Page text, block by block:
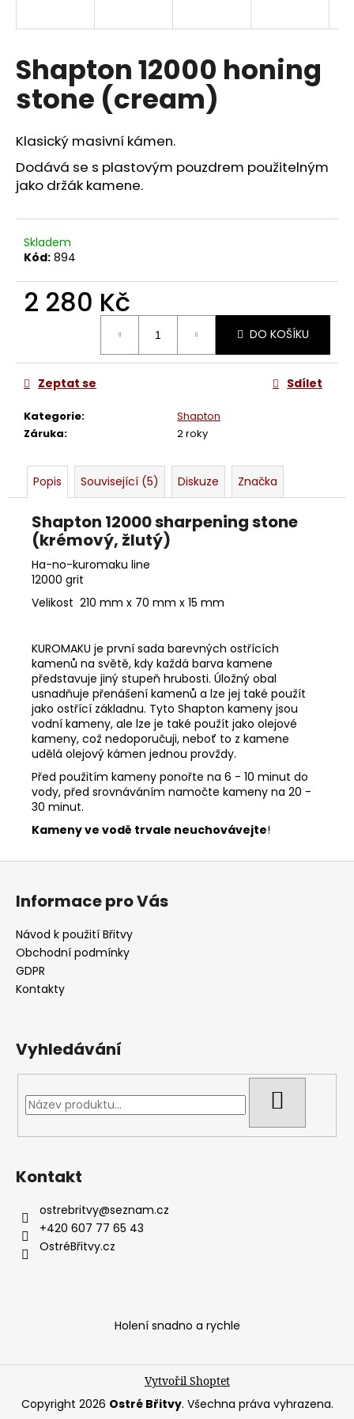
Shapton 12000 honing
stone (cream)
Klasický masivní kámen.
Dodává se s plastovým pouzdrem použitelným
jako držák kamene.
Skladem
Kód: 894
2 280 Kč
DO KOŠÍKU
Kategorie:
Shapton
Záruka: 2 roky
Zeptat se Sdílet
Popis Související (5) Diskuze Značka
Shapton 12000 sharpening stone
(krémový, žlutý)
Ha-no-kuromaku line
12000 grit
Velikost 210 mm x 70 mm x 15 mm
KUROMAKU je první sada barevných ostřících
kamenů na světě, kdy každá barva kamene
představuje jiný stupeň hrubosti. Úložný obal
usnadňuje přenášení kamenů a lze jej také použít
jako ostřící základnu. Tyto Shapton kameny jsou
vodní kameny, ale lze je také použít jako olejové
kameny, což nedoporučuji, neboť to z kamene
udělá olejový kámen jednou provždy.
Před použitím kameny ponořte na 6 - 10 minut do
vody, před srovnáváním namočte kameny na 20 -
30 minut.
Kameny ve vodě trvale neuchovávejte!
í
t
?
D
p
o
č
u
e
m
e
BŘITVA
5/8
THIERS-
ISSARD
BLUE
MICARTA
JEAN
880
Z
Informace pro Vás
Návod k použití Břitvy
Obchodní podmínky
GDPR
Kontakty
Vyhledávání
Kontakt
ostrebritvy@seznam.cz
+420 607 77 65 43
OstréBřitvy.cz
Holení snadno a rychle
Vytvořil Shoptet
Copyright 2026 Ostré Břitvy. Všechna práva vyhrazena.